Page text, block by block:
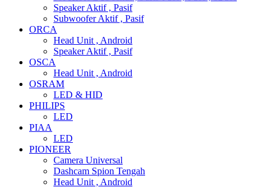
Speaker Aktif , Pasif
Subwoofer Aktif , Pasif
ORCA
Head Unit , Android
Speaker Aktif , Pasif
OSCA
Head Unit , Android
OSRAM
LED & HID
PHILIPS
LED
PIAA
LED
PIONEER
Camera Universal
Dashcam Spion Tengah
Head Unit , Android